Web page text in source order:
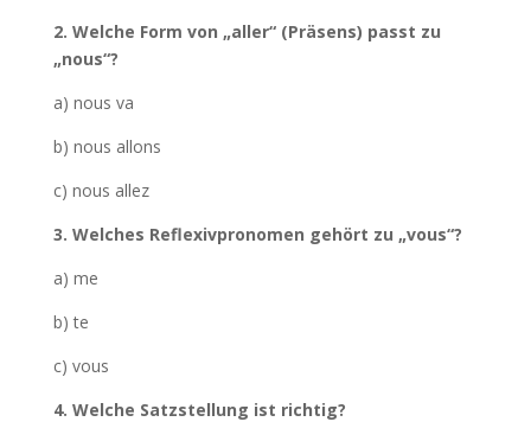
2. Welche Form von „aller“ (Präsens) passt zu
„nous“?
a) nous va
b) nous allons
c) nous allez
3. Welches Reflexivpronomen gehört zu „vous“?
a) me
b) te
c) vous
4. Welche Satzstellung ist richtig?